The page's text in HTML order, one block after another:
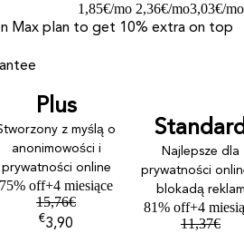
1,85€/mo 2,36€/mo3,03€/mo
Max plan to get 10% extra on top
Plus
z myślą o
anonimowości i
prywatności online
75% off+4 miesiące
15,76€
€3,90
Najlepsze dla
prywatności
blokadą
81% off+4
11,37€